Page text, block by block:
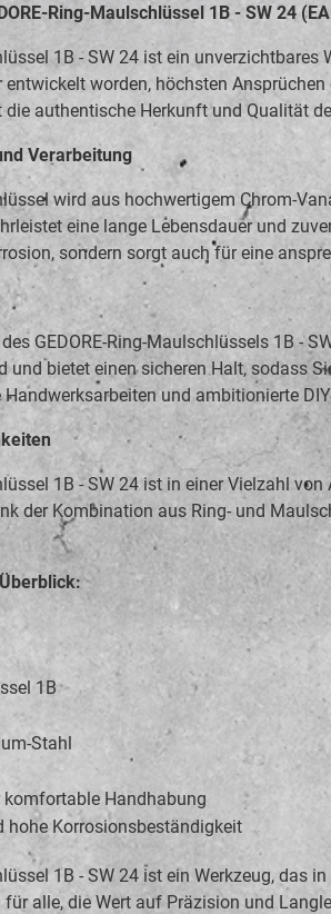
Ring-Maulschlüssel 1B - SW 24
1B - SW 24 ist ein
worden, höchsten
authentische Herkunft und Qualität
Verarbeitung
wird aus hochwertigem Chrom-
eine lange Lebensdauer und
sondern sorgt auch für eine
GEDORE-Ring-Maulschlüssels 1B -
und bietet einen sicheren Halt, sodass
und ambitionierte
1B - SW 24 ist in einer Vielzahl
der Kombination aus Ring- und
1B
Stahl
Handhabung
hohe Korrosionsbeständigkeit
1B - SW 24 ist ein Werkzeug,
für alle, die Wert auf Präzision und